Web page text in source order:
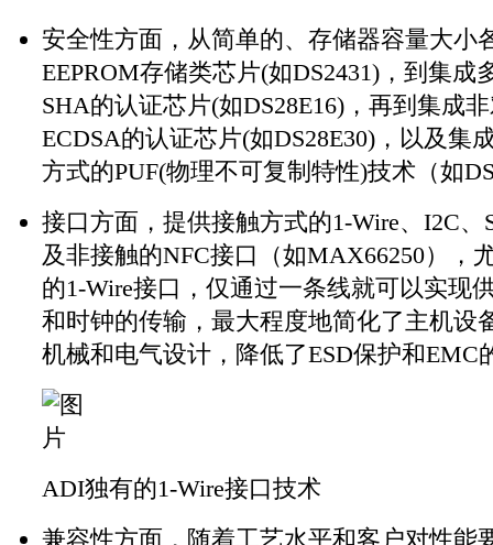
安全性方面，从简单的、存储器容量大小
EEPROM存储类芯片(如DS2431)，到集成
SHA的认证芯片(如DS28E16)，再到集成
ECDSA的认证芯片(如DS28E30)，以及集
方式的PUF(物理不可复制特性)技术（如
接口方面，提供接触方式的1-Wire、I2C、
及非接触的NFC接口（如MAX66250），
的1-Wire接口，仅通过一条线就可以实现
和时钟的传输，最大程度地简化了主机设
机械和电气设计，降低了ESD保护和EMC
ADI独有的1-Wire接口技术
兼容性方面，随着工艺水平和客户对性能